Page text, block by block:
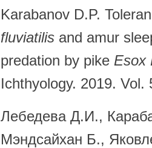
Karabanov D.P.
fluviatilis and amur
predation by pike Esox
Ichthyology. 2019. Vol.
Лебедева Д.И.,
Мэндсайхан Б.,